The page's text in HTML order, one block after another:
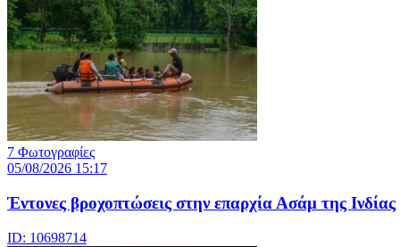
7 Φωτογραφίες
05/08/2026 15:17
Έντονες βροχοπτώσεις στην επαρχία Ασάμ της Ινδίας
ID: 10698714